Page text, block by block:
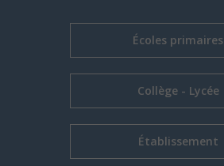
Écoles primaires
Collège - Lycée
Établissement